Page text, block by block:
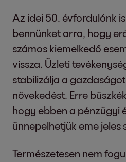
Az idei 50. évfordulónk
bennünket arra, hogy
számos kiemelkedő
vissza. Üzleti
stabilizálja a
növekedést. Erre
hogy ebben a pénzügyi
ünnepelhetjük eme jeles
Természetesen nem